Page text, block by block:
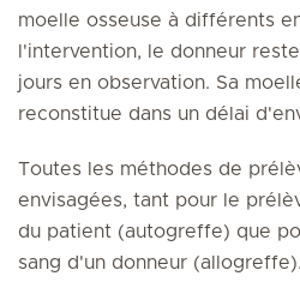
moelle osseuse à différents
l'intervention, le donneur
jours en observation. Sa
reconstitue dans un délai
Toutes les méthodes de
envisagées, tant pour le
du patient (autogreffe) que
sang d'un donneur (allogreffe).